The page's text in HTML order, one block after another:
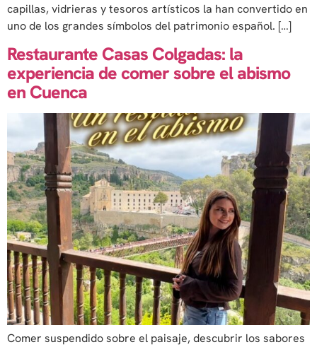
capillas, vidrieras y tesoros artísticos la han convertido en
uno de los grandes símbolos del patrimonio español. […]
Restaurante Casas Colgadas: la
experiencia de comer sobre el abismo
en Cuenca
Comer suspendido sobre el paisaje, descubrir los sabores